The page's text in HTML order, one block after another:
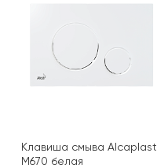
Клавиша смыва Alcaplast
M670 белая